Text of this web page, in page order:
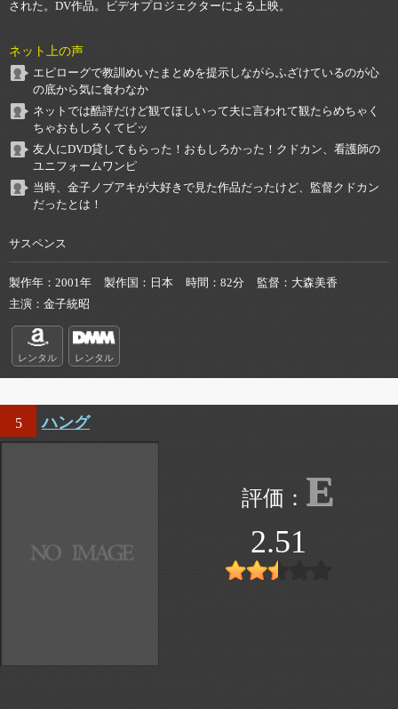
された。DV作品。ビデオプロジェクターによる上映。
ネット上の声
エピローグで教訓めいたまとめを提示しながらふざけているのが心
の底から気に食わなか
ネットでは酷評だけど観てほしいって夫に言われて観たらめちゃく
ちゃおもしろくてビッ
友人にDVD貸してもらった！おもしろかった！クドカン、看護師の
ユニフォームワンピ
当時、金子ノブアキが大好きで見た作品だったけど、監督クドカン
だったとは！
サスペンス
製作年 2001年 製作国 日本 時間 82分 監督
大森美香
主演
金子統昭
レンタル レンタル
5 ハング
E
2.51